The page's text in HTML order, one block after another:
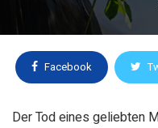
Facebook
Der Tod eines geliebten